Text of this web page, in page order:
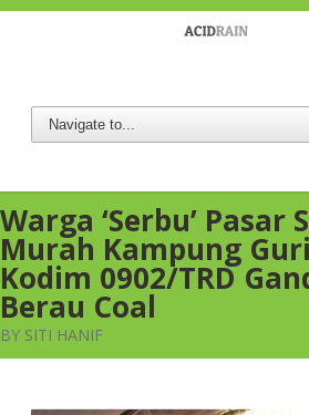
Warga ‘Serbu’ Pasar
Murah Kampung
Kodim 0902/TRD
Berau Coal
BY SITI HANIF